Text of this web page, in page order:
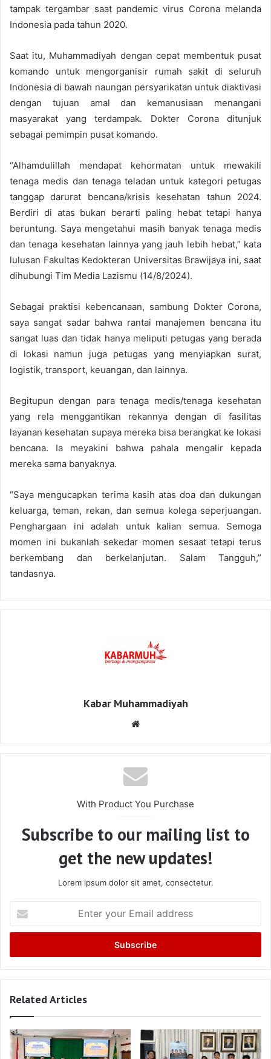
tampak tergambar saat pandemic virus Corona melanda
Indonesia pada tahun 2020.
Saat itu, Muhammadiyah dengan cepat membentuk pusat
komando untuk mengorganisir rumah sakit di seluruh
Indonesia di bawah naungan persyarikatan untuk diaktivasi
dengan tujuan amal dan kemanusiaan menangani
masyarakat yang terdampak. Dokter Corona ditunjuk
sebagai pemimpin pusat komando.
“Alhamdulillah mendapat kehormatan untuk mewakili
tenaga medis dan tenaga teladan untuk kategori petugas
tanggap darurat bencana/krisis kesehatan tahun 2024.
Berdiri di atas bukan berarti paling hebat tetapi hanya
beruntung. Saya mengetahui masih banyak tenaga medis
dan tenaga kesehatan lainnya yang jauh lebih hebat,” kata
lulusan Fakultas Kedokteran Universitas Brawijaya ini, saat
dihubungi Tim Media Lazismu (14/8/2024).
Sebagai praktisi kebencanaan, sambung Dokter Corona,
saya sangat sadar bahwa rantai manajemen bencana itu
sangat luas dan tidak hanya meliputi petugas yang berada
di lokasi namun juga petugas yang menyiapkan surat,
logistik, transport, keuangan, dan lainnya.
Begitupun dengan para tenaga medis/tenaga kesehatan
yang rela menggantikan rekannya dengan di fasilitas
layanan kesehatan supaya mereka bisa berangkat ke lokasi
bencana. Ia meyakini bahwa pahala mengalir kepada
mereka sama banyaknya.
“Saya mengucapkan terima kasih atas doa dan dukungan
keluarga, teman, rekan, dan semua kolega seperjuangan.
Penghargaan ini adalah untuk kalian semua. Semoga
momen ini bukanlah sekedar momen sesaat tetapi terus
berkembang dan berkelanjutan. Salam Tangguh,”
tandasnya.
Kabar Muhammadiyah
With Product You Purchase
Subscribe to our mailing list to
get the new updates!
Lorem ipsum dolor sit amet, consectetur.
your
Email
Related Articles